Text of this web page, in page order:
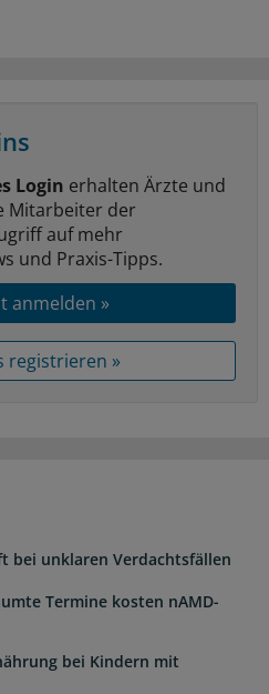
Login erhalten Ärzte und
Mitarbeiter der
auf mehr
und Praxis-Tipps.
anmelden »
registrieren »
bei unklaren Verdachtsfällen
Termine kosten nAMD-
bei Kindern mit